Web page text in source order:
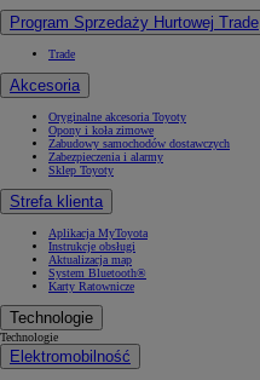
Program Sprzedaży Hurtowej Trade
Trade
Akcesoria
Oryginalne akcesoria Toyoty
Opony i koła zimowe
Zabudowy samochodów dostawczych
Zabezpieczenia i alarmy
Sklep Toyoty
Strefa klienta
Aplikacja MyToyota
Instrukcje obsługi
Aktualizacja map
System Bluetooth®
Karty Ratownicze
Technologie
Technologie
Elektromobilność